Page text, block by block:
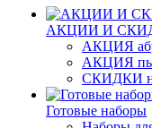
АКЦИИ И
АКЦИЯ
АКЦИЯ
СКИДКИ
Готовые наборы